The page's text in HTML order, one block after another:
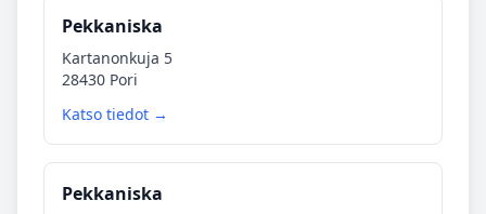
Pekkaniska
Kartanonkuja 5
28430 Pori
Katso tiedot →
Pekkaniska